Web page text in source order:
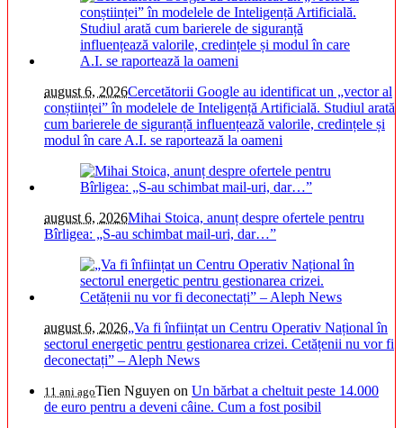
august 6, 2026Cercetătorii Google au identificat un „vector al
conștiinței” în modelele de Inteligență Artificială. Studiul arată
cum barierele de siguranță influențează valorile, credințele și
modul în care A.I. se raportează la oameni
august 6, 2026Mihai Stoica, anunț despre ofertele pentru
Bîrligea: „S-au schimbat mail-uri, dar…”
august 6, 2026„Va fi înființat un Centru Operativ Național în
sectorul energetic pentru gestionarea crizei. Cetățenii nu vor fi
deconectați” – Aleph News
11 ani agoTien Nguyen on Un bărbat a cheltuit peste 14.000
de euro pentru a deveni câine. Cum a fost posibil